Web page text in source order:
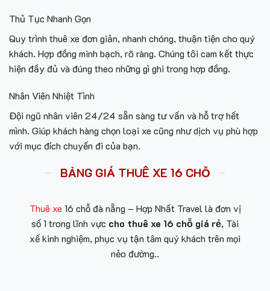
Thủ Tục Nhanh Gọn
Quy trình thuê xe đơn giản, nhanh chóng, thuận tiện cho quý
khách. Hợp đồng minh bạch, rõ ràng. Chúng tôi cam kết thực
hiện đầy đủ và đúng theo những gì ghi trong hợp đồng.
Nhân Viên Nhiệt Tình
Đội ngũ nhân viên 24/24 sẵn sàng tư vấn và hỗ trợ hết
mình. Giúp khách hàng chọn loại xe cũng như dịch vụ phù hợp
với mục đích chuyến đi của bạn.
BẢNG GIÁ THUÊ XE 16 CHỖ
Thuê xe 16 chỗ đà nẵng – Hợp Nhất Travel là đơn vị
số 1 trong lĩnh vực cho thuê xe 16 chỗ giá rẻ, Tài
xế kinh nghiệm, phục vụ tận tâm quý khách trên mọi
nẻo đường..